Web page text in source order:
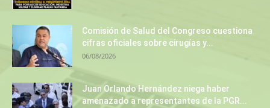
Comisión de Salud del Congreso cuestiona
cifras oficiales sobre cirugías y...
06/08/2026
Juan Orlando Hernández niega haber
amenazado a representantes de la PGR...